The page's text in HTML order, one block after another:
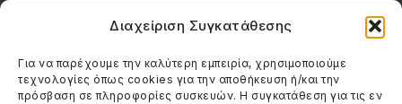
Διαχείριση Συγκατάθεσης
Για να παρέχουμε την καλύτερη εμπειρία, χρησιμοποιούμε
τεχνολογίες όπως cookies για την αποθήκευση ή/και την
πρόσβαση σε πληροφορίες συσκευών. Η συγκατάθεση για τις εν
Πολιτική Cookies (ΕΕ)